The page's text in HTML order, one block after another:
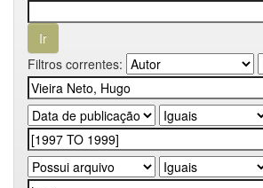
Filtros correntes: